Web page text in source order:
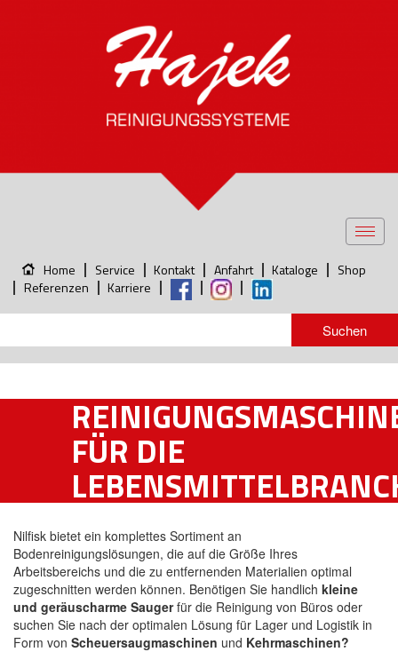
Home Service Kontakt Anfahrt Kataloge
Shop
Referenzen
Karriere
FÜR DIE
Nilfisk bietet ein komplettes Sortiment an
Bodenreinigungslösungen, die auf die Größe Ihres
Arbeitsbereichs und die zu entfernenden Materialien optimal
zugeschnitten werden können. Benötigen Sie handlich kleine
und geräuscharme Saugerfür die Reinigung von Büros oder
suchen Sie nach der optimalen Lösung für Lager und Logistik in
Form von Scheuersaugmaschinen und Kehrmaschinen?